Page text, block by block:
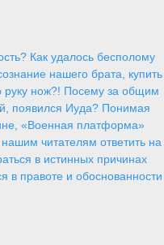
Как удалось бесполому
нашего брата, купить
руку нож?! Посему за общим
появился Иуда? Понимая
«Военная платформа»
читателям ответить на
в истинных причинах
в правоте и обоснованности